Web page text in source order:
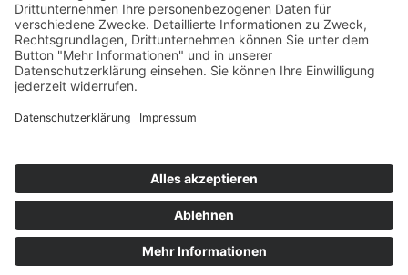
Pressefotos
BASis Info
Newsletter-Abo
Impressum